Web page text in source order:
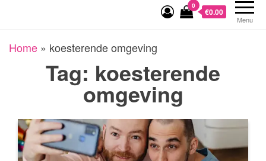
Menu
0
€0.00
Home » koesterende omgeving
Tag: koesterende
omgeving